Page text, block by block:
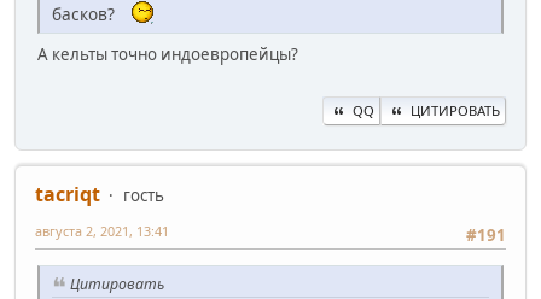
басков?
А кельты точно индоевропейцы?
QQ ЦИТИРОВАТЬ
ta‍criqt
гость
#191
августа 2, 2021, 13:41
Цитировать